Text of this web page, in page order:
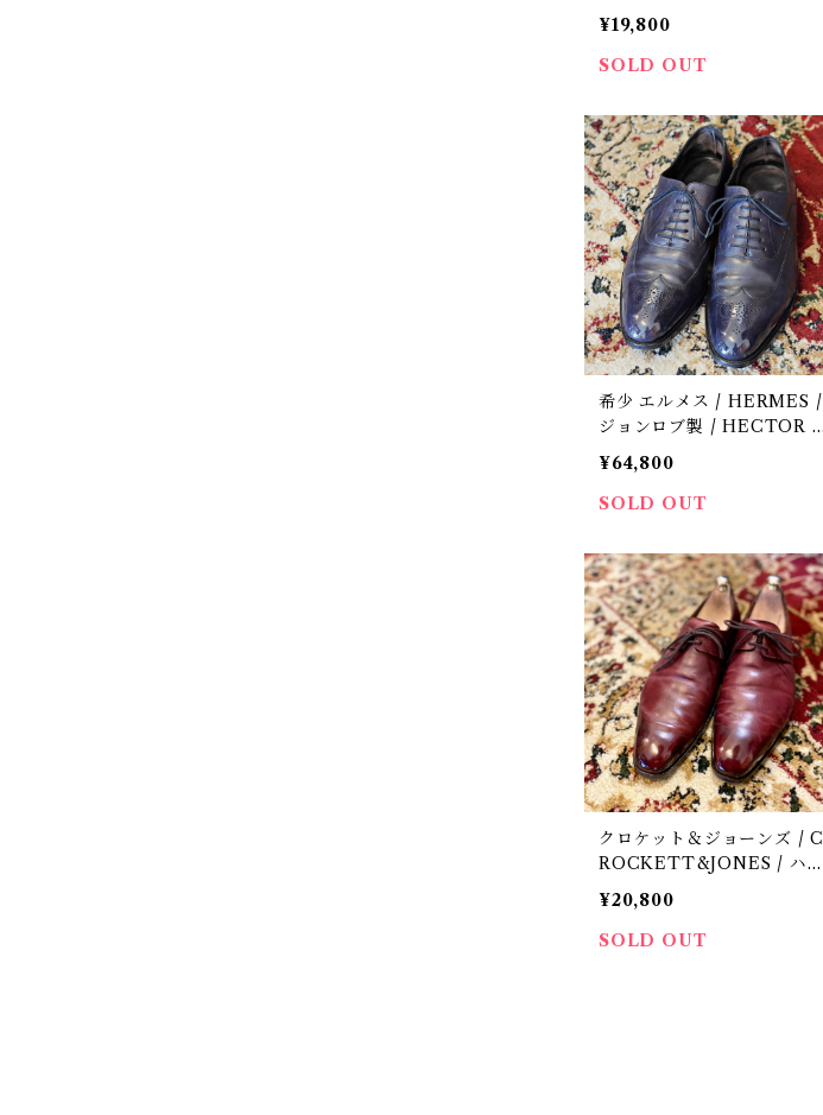
ングルモンク / 定価7.5万 /
革靴 / 中古 / 8
¥19,800
SOLD OUT
希少 エルメス / HERMES /
ジョンロブ製 / HECTOR /
ネイビーミュージアムカーフ
/ 中古 / 革靴 / 8
¥64,800
SOLD OUT
クロケット＆ジョーンズ / C
ROCKETT&JONES / ハン
ドグレード / HARTWELL2
/ 中古 / 革靴 / 8 E
¥20,800
SOLD OUT